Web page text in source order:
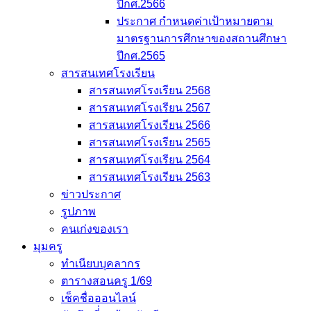
ปีกศ.2566
ประกาศ กำหนดค่าเป้าหมายตาม
มาตรฐานการศึกษาของสถานศึกษา
ปีกศ.2565
สารสนเทศโรงเรียน
สารสนเทศโรงเรียน 2568
สารสนเทศโรงเรียน 2567
สารสนเทศโรงเรียน 2566
สารสนเทศโรงเรียน 2565
สารสนเทศโรงเรียน 2564
สารสนเทศโรงเรียน 2563
ข่าวประกาศ
รูปภาพ
คนเก่งของเรา
มุมครู
ทำเนียบบุคลากร
ตารางสอนครู 1/69
เช็คชื่อออนไลน์